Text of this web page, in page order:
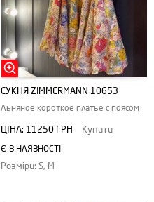
СУКНЯ ZIMMERMANN 10653
Льняное короткое платье с поясом
ЦІНА: 11250 ГРН Купити
Є В НАЯВНОСТІ
Розміри: S, M